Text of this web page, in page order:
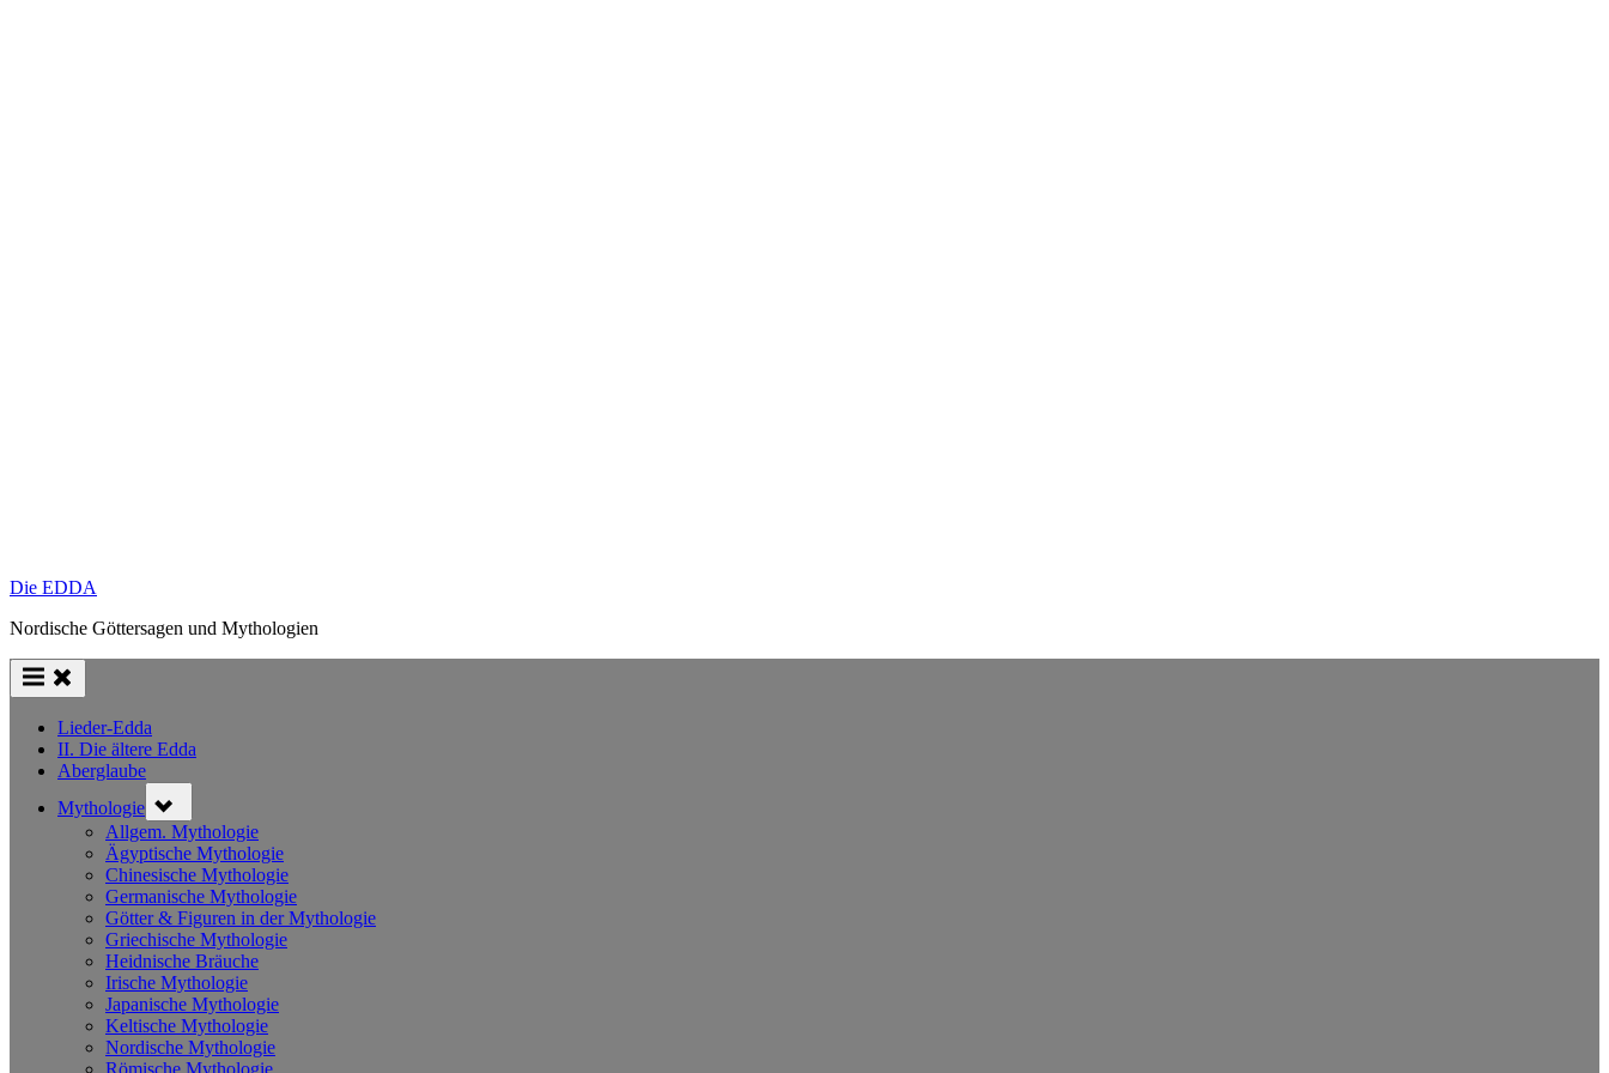
Die EDDA
Nordische Göttersagen und Mythologien
Lieder-Edda
II. Die ältere Edda
Aberglaube
Mythologie sub-
menu
Allgem. Mythologie
Ägyptische Mythologie
Chinesische Mythologie
Germanische Mythologie
Götter & Figuren in der Mythologie
Griechische Mythologie
Heidnische Bräuche
Irische Mythologie
Japanische Mythologie
Keltische Mythologie
Nordische Mythologie
Römische Mythologie